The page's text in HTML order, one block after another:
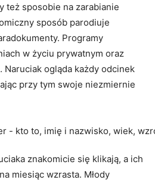
też sposobie na zarabianie
sposób parodiuje
Programy
w życiu prywatnym oraz
ogląda każdy odcinek
przy tym swoje niezmiernie
znakomicie się klikają, a ich
miesiąc wzrasta. Młody